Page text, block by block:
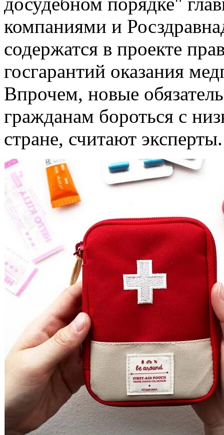
компаниями и
содержатся в проекте
госгарантий оказания
Впрочем, новые
гражданам бороться с
стране, считают эксперты.